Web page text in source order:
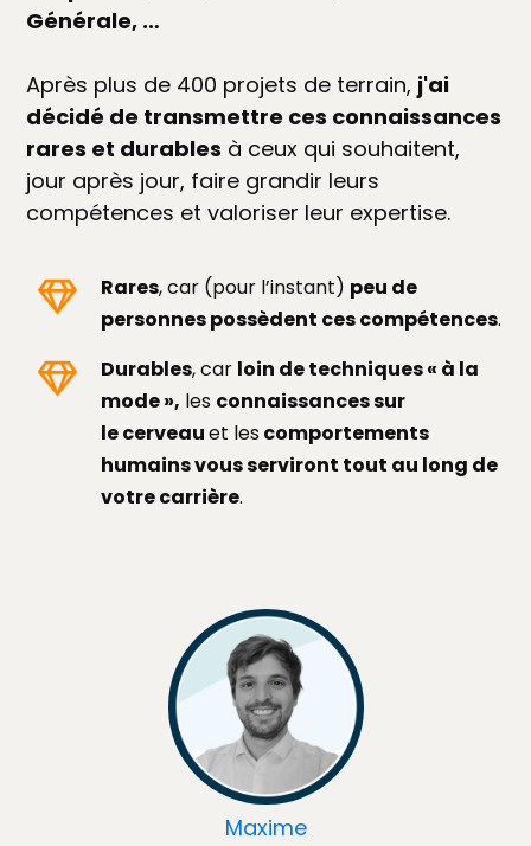
Générale, …
Après plus de 400 projets de terrain, j'ai
décidé de transmettre ces connaissances
rares et durables à ceux qui souhaitent,
jour après jour, faire grandir leurs
compétences et valoriser leur expertise.
Rares, car (pour l’instant) peu de
personnes possèdent ces compétences.
Durables, car loin de techniques « à la
mode », les connaissances sur
lecerveauet lescomportements
humains vous serviront tout au long de
votre carrière.
Maxime